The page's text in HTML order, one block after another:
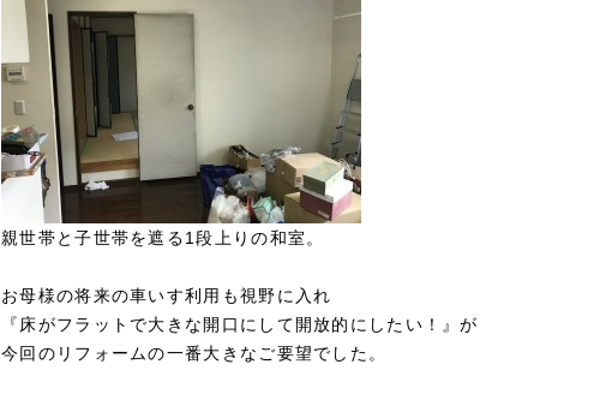
親世帯と子世帯を遮る1段上りの和室。
お母様の将来の車いす利用も視野に入れ
『床がフラットで大きな開口にして開放的にしたい！』が
今回のリフォームの一番大きなご要望でした。